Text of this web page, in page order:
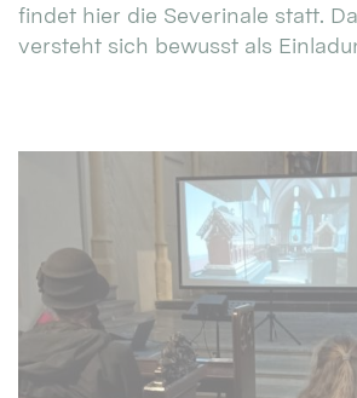
findet hier die Severinale statt.
versteht sich bewusst als